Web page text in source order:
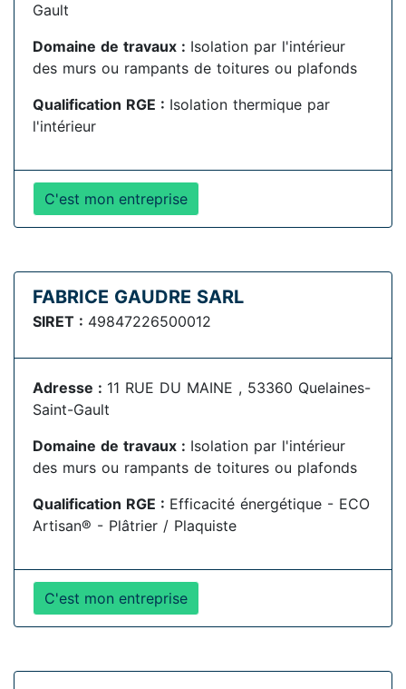
Gault
Domaine de travaux : Isolation par l'intérieur
des murs ou rampants de toitures ou plafonds
Qualification RGE : Isolation thermique par
l'intérieur
C'est mon entreprise
FABRICE GAUDRE SARL
SIRET : 49847226500012
Adresse : 11 RUE DU MAINE , 53360 Quelaines-
Saint-Gault
Domaine de travaux : Isolation par l'intérieur
des murs ou rampants de toitures ou plafonds
Qualification RGE : Efficacité énergétique - ECO
Artisan® - Plâtrier / Plaquiste
C'est mon entreprise